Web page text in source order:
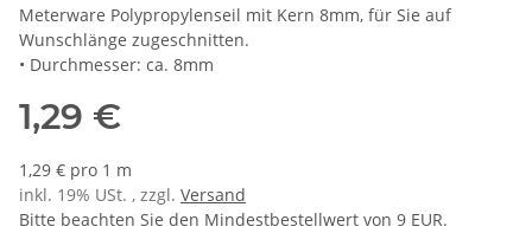
Meterware Polypropylenseil mit Kern 8mm, für Sie auf
Wunschlänge zugeschnitten.
• Durchmesser: ca. 8mm
1,29 €
1,29 € pro 1 m
inkl. 19% USt. , zzgl. Versand
Bitte beachten Sie den Mindestbestellwert von 9 EUR.